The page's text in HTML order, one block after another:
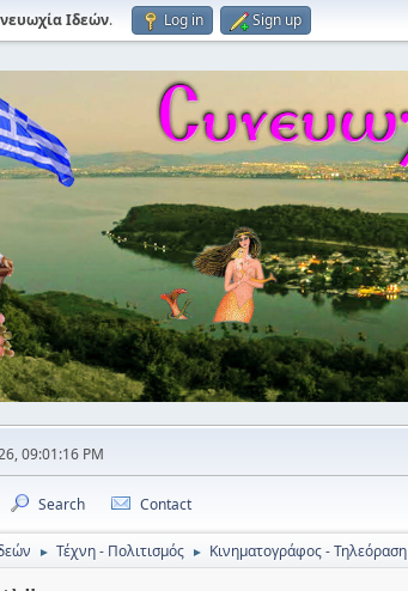
Ιδεών. Log in Sign up
09:01:16 PM
Search Contact
► Τέχνη - Πολιτισμός ► Κινηματογράφος - Τηλεόραση